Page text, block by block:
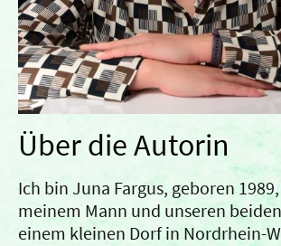
Über die Autorin
Ich bin Juna Fargus, geboren
meinem Mann und unseren
einem kleinen Dorf in Nordrhein-